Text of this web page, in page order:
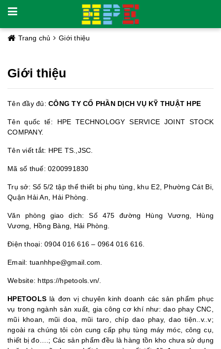
Trang chủ Giới thiệu
Giới thiệu
Tên đầy đủ: CÔNG TY CỔ PHẦN DỊCH VỤ KỸ THUẬT HPE
Tên quốc tế: HPE TECHNOLOGY SERVICE JOINT STOCK
COMPANY.
Tên viết tắt: HPE TS.,JSC.
Mã số thuế: 0200991830
Trụ sở: Số 5/2 tập thể thiết bị phụ tùng, khu E2, Phường Cát Bi,
Quận Hải An, Hải Phòng.
Văn phòng giao dịch: Số 475 đường Hùng Vương, Hùng
Vương, Hồng Bàng, Hải Phòng.
Điện thoại: 0904 016 616 – 0964 016 616.
Email: tuanhhpe@gmail.com.
Website: https://hpetools.vn/.
HPETOOLS là đơn vị chuyên kinh doanh các sản phẩm phục
vụ trong ngành sản xuất, gia công cơ khí như: dao phay CNC,
mũi khoan, mũi doa, mũi taro, chíp dao phay, dao tiện..v..v;
ngoài ra chúng tôi còn cung cấp phụ tùng máy móc, công cụ,
thiết bị đo….; Các sản phẩm đều là hàng tồn kho chưa sử dụng